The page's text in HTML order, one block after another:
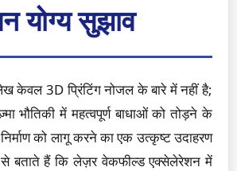
योग्य सुझाव
केवल 3D प्रिंटिंग नोजल के बारे में नहीं है;
भौतिकी में महत्वपूर्ण बाधाओं को तोड़ने के
को लागू करने का एक उत्कृष्ट उदाहरण
बताते हैं कि लेज़र वेकफील्ड एक्सेलेरेशन में